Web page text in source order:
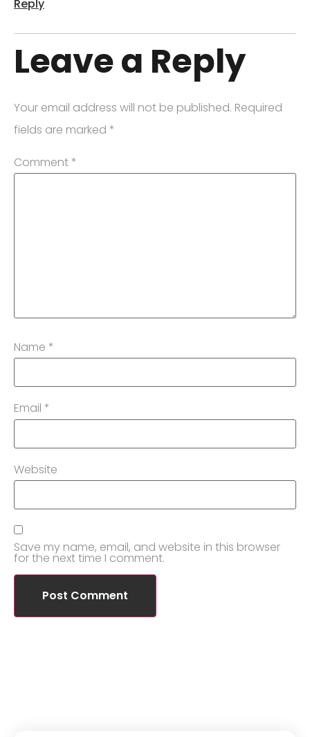
Reply
Leave a Reply
Your email address will not be published. Required
fields are marked *
Comment *
Name *
Email *
Website
Save my name, email, and website in this browser
for the next time I comment.